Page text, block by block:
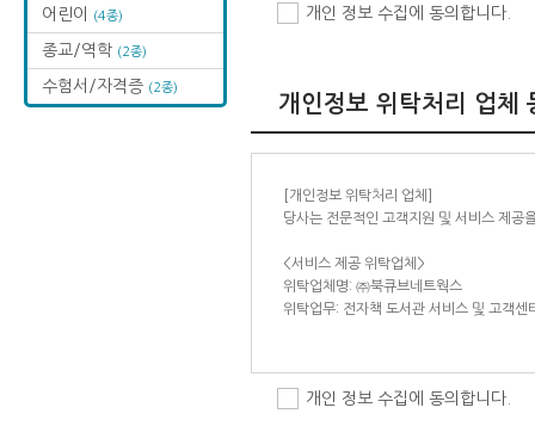
어린이 (4종)
종교/역학 (2종)
수험서/자격증 (2종)
② 마케팅 및 광고에 활용
[수집하는 항목]
- 필수항목: 회원등급, 입주자 유무, 입주
② 도서관 이용과정에서 아래와 같은 정보
[수집방법]
도서관에서는 다음과 같은 방법으로 개인
[수집한 개인정보의 보유 및 이용기간]
개인 정보 수집에 동의합니다.
개인정보 위탁처리 업체
[개인정보 위탁처리 업체]
당사는 전문적인 고객지원 및 서비스 제공
<서비스 제공 위탁업체>
위탁업체명: ㈜북큐브네트웍스
위탁업무: 전자책 도서관 서비스 및 고객센
개인 정보 수집에 동의합니다.